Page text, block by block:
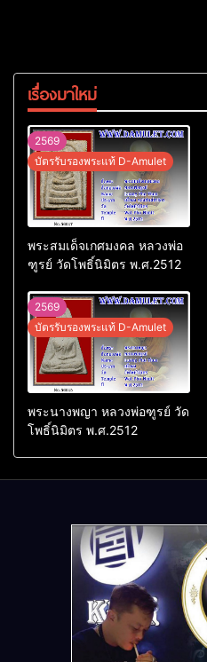
เรื่องมาใหม่
2569
บัตรรับรองพระแท้ D-Amulet
พระสมเด็จเกศมงคล หลวงพ่อ
ฑูรย์ วัดโพธิ์นิมิตร พ.ศ.2512
2569
บัตรรับรองพระแท้ D-Amulet
พระนางพญา หลวงพ่อฑูรย์ วัด
โพธิ์นิมิตร พ.ศ.2512